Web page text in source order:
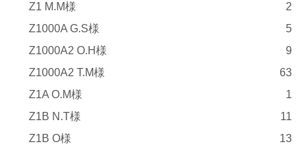
Z1 M.M様
2
Z1000A G.S様
5
Z1000A2 O.H様
9
Z1000A2 T.M様
63
Z1A O.M様
1
Z1B N.T様
11
Z1B O様
13